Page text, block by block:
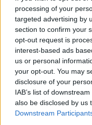
processing of your
targeted advertising by
section to confirm your
opt-out request is
interest-based ads
us or personal
your opt-out. You may
disclosure of your
IAB’s list of
also be disclosed by us
Downstream
parlano anche diPSG
acquistare il
che potrebbe
estate.
REDAZIONE
Twitter